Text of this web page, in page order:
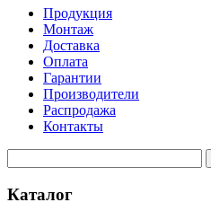
Продукция
Монтаж
Доставка
Оплата
Гарантии
Производители
Распродажа
Контакты
Каталог